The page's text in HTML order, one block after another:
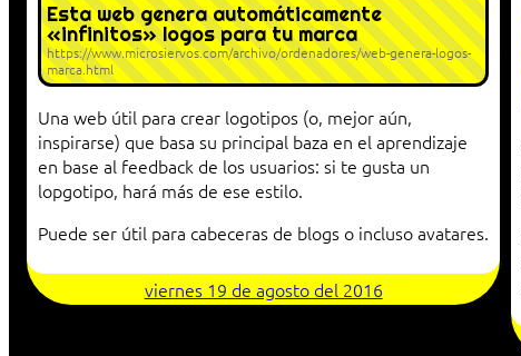
Esta web genera automáticamente
«infinitos» logos para tu marca
https://www.microsiervos.com/archivo/ordenadores/web-genera-logos-
marca.html
Una web útil para crear logotipos (o, mejor aún,
inspirarse) que basa su principal baza en el aprendizaje
en base al feedback de los usuarios: si te gusta un
lopgotipo, hará más de ese estilo.
Puede ser útil para cabeceras de blogs o incluso avatares.
viernes 19 de agosto del 2016